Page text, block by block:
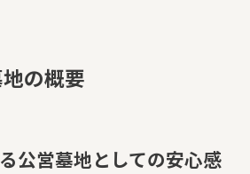
の概要
公営墓地としての安心感